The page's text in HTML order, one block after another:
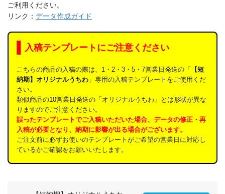
ご利用ください。
リンク： データ作成ガイド
入稿テンプレートにご注意ください
こちらの商品の入稿の際は、1・2・3・5・7営業日発送の「
【短
納期】オリジナルうちわ 」専用の入稿テンプレートをご使用くだ
さい。
類似商品の10営業日発送の「オリジナルうちわ」とは形状が異な
りますのでご注意ください。
誤ったテンプレートでご入稿いただいた場合、データの修正・再
入稿が必要となり、納期に影響が出る場合がございます。
ご注文前に必ずお使いのテンプレートがご希望の営業日に対応し
ているかご確認をお願いいたします。